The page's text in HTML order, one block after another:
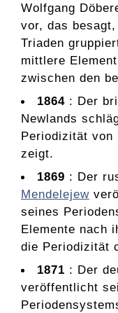
Wolfgang
vor, das besagt,
Triaden
mittlere
zwischen den
1864 : Der
Newlands
Periodizität von
zeigt.
1869 : Der
Mendelejew
seines
Elemente nach
die Periodizität
1871 : Der
veröffentlicht